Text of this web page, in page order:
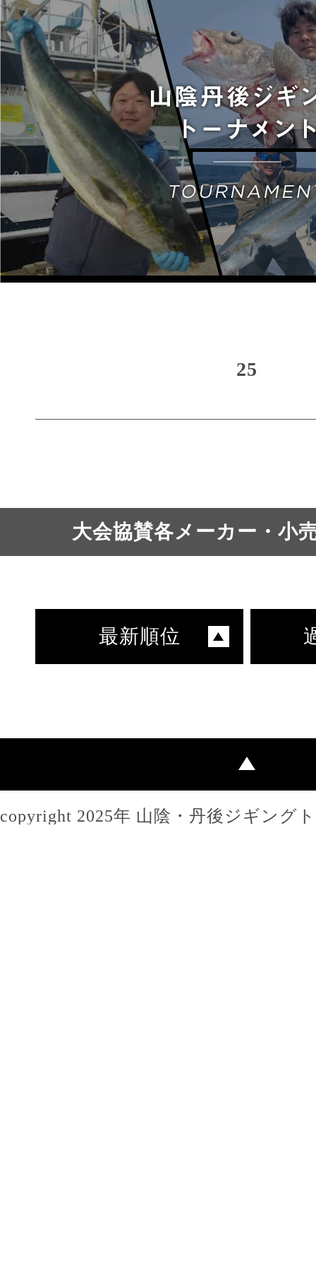
25
大会協賛各メーカー・小
最新順位
copyright 2025年 山陰・丹後ジギング